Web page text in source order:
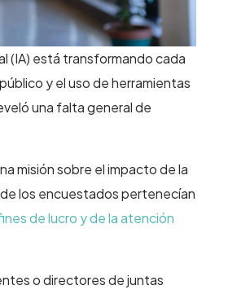
(IA) está transformando cada
y el uso de herramientas
una falta general de
misión sobre el impacto de la
los encuestados pertenecían
de lucro y de la atención
o directores de juntas